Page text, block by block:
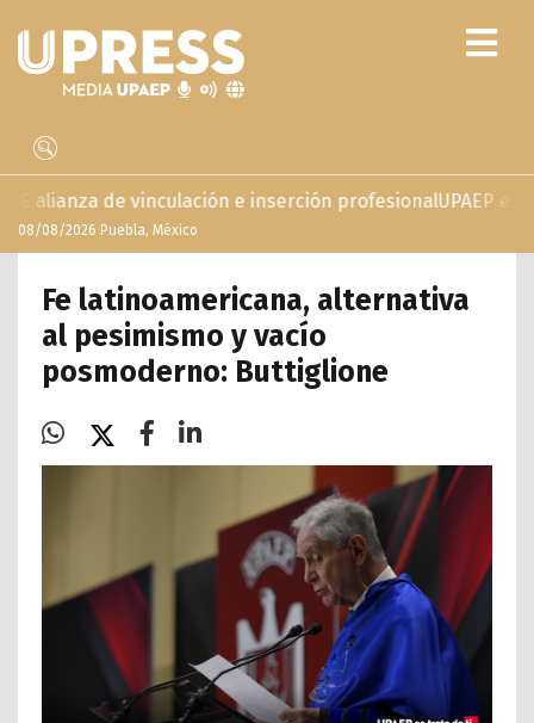
e inserción profesionalUPAEP estrena ‘Volar’,
08/08/2026 Puebla, México
Fe latinoamericana, alternativa
al pesimismo y vacío
posmoderno: Buttiglione